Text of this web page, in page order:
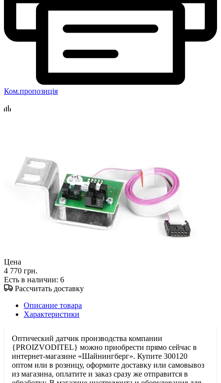
Ком.пропозиція
Цена
4 770 грн.
Есть в наличии: 6
Рассчитать доставку
Описание товара
Характеристики
Оптический датчик производства компании
{PROIZVODITEL} можно приобрести прямо сейчас в
интернет-магазине «Шайнингберг». Купите 300120
оптом или в розницу, оформите доставку или самовывоз
из магазина, оплатите и заказ сразу же отправится в